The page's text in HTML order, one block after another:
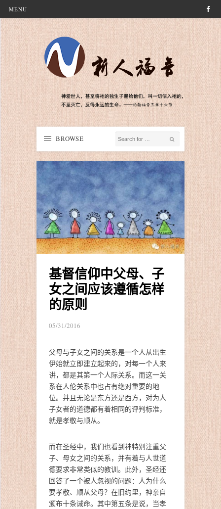
MENU
BROWSE
基督信仰中父母、子
女之间应该遵循怎样
的原则
05/31/2016
父母与子女之间的关系是一个人从出生
伊始就立即建立起来的，对每一个人来
讲，都是其第一个人际关系。而这一关
系在人伦关系中也占有绝对重要的地
位。并且无论是东方还是西方，对为人
子女者的道德都有着相同的评判标准，
就是孝敬与顺从。
而在圣经中，我们也看到神特别注重父
子、母女之间的关系，并有着与人世道
德要求非常类似的教训。此外，圣经还
回答了一个被人忽视的问题：人为什么
要孝敬、顺从父母？在旧约里，神亲自
颁布十条诫命。其中第五条是说，当孝